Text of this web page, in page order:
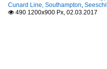
Cunard Line, Southampton,
 490 1200x900 Px, 02.03.2017